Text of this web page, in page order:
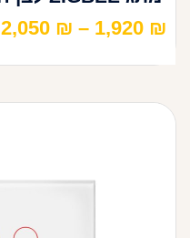
1,920 ₪
–
2,050 ₪